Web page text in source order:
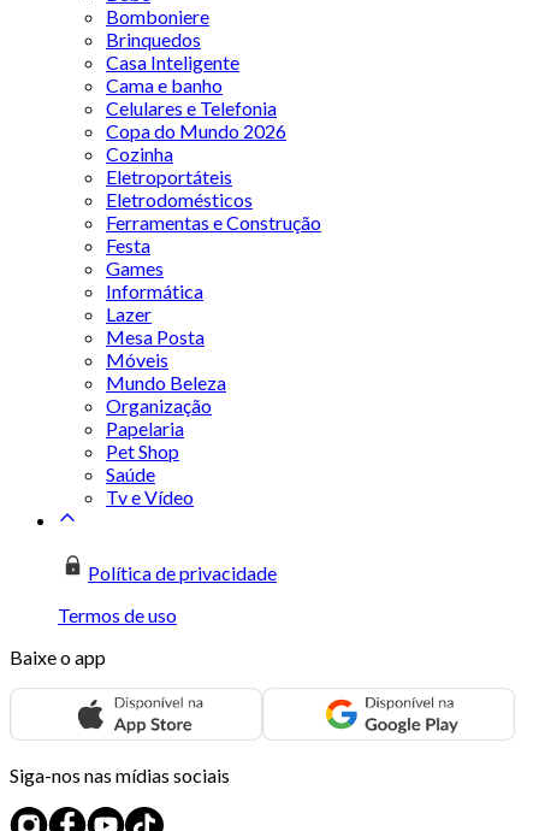
Bomboniere
Brinquedos
Casa Inteligente
Cama e banho
Celulares e Telefonia
Copa do Mundo 2026
Cozinha
Eletroportáteis
Eletrodomésticos
Ferramentas e Construção
Festa
Games
Informática
Lazer
Mesa Posta
Móveis
Mundo Beleza
Organização
Papelaria
Pet Shop
Saúde
Tv e Vídeo
Política de privacidade
Termos de uso
Baixe o app
Siga-nos nas mídias sociais